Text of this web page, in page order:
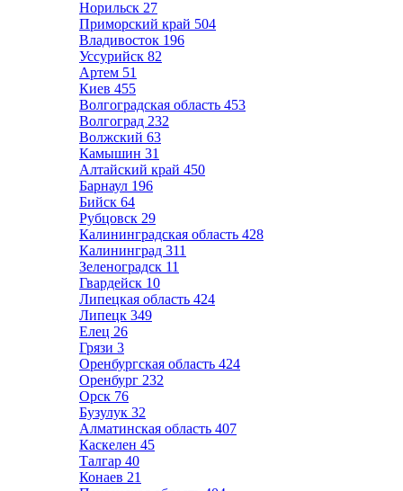
Норильск 27
Приморский край 504
Владивосток 196
Уссурийск 82
Артем 51
Киев 455
Волгоградская область 453
Волгоград 232
Волжский 63
Камышин 31
Алтайский край 450
Барнаул 196
Бийск 64
Рубцовск 29
Калининградская область 428
Калининград 311
Зеленоградск 11
Гвардейск 10
Липецкая область 424
Липецк 349
Елец 26
Грязи 3
Оренбургская область 424
Оренбург 232
Орск 76
Бузулук 32
Алматинская область 407
Каскелен 45
Талгар 40
Конаев 21